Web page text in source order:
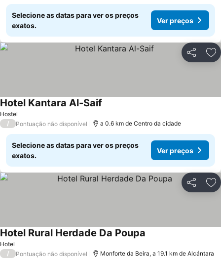
Selecione as datas para ver os preços
exatos.
Ver preços
Partilhar
Hostel
Hotel Kantara Al-Saif
/ Pontuação não disponível a 0.6 km de Centro da cidade
Selecione as datas para ver os preços
exatos.
Ver preços
Partilhar
Hotel
Hotel Rural Herdade Da Poupa
/ Pontuação não disponível Monforte da Beira, a 19.1 km de Alcántara